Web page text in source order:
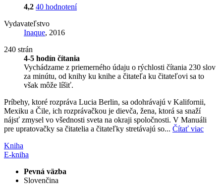
4,2 40 hodnotení
Vydavateľstvo
Inaque, 2016
240 strán
4-5 hodín čítania
Vychádzame z priemerného údaju o rýchlosti čítania 230 slov
za minútu, od knihy ku knihe a čitateľa ku čitateľovi sa to
však môže líšiť.
Príbehy, ktoré rozpráva Lucia Berlin, sa odohrávajú v Kalifornii,
Mexiku a Čile, ich rozprávačkou je dievča, žena, ktorá sa snaží
nájsť zmysel vo všednosti sveta na okraji spoločnosti. V Manuáli
pre upratovačky sa čitatelia a čitateľky stretávajú so... Čítať viac
Kniha
E-kniha
Pevná väzba
Slovenčina